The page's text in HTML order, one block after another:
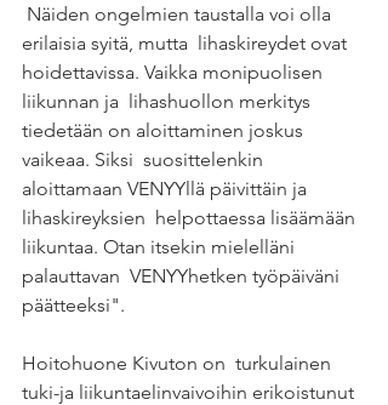
Näiden ongelmien taustalla voi olla
erilaisia syitä, mutta  lihaskireydet ovat
hoidettavissa. Vaikka monipuolisen
liikunnan ja  lihashuollon merkitys
tiedetään on aloittaminen joskus
vaikeaa. Siksi  suosittelenkin
aloittamaan VENYYllä päivittäin ja
lihaskireyksien  helpottaessa lisäämään
liikuntaa. Otan itsekin mielelläni
palauttavan  VENYYhetken työpäiväni
päätteeksi".
Hoitohuone Kivuton on  turkulainen
tuki-ja liikuntaelinvaivoihin erikoistunut